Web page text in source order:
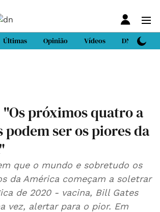
Últimas Opinião Vídeos DN Sport
"Os próximos quatro a
podem ser os piores da
que o mundo e sobretudo os
da América começam a soletrar
de 2020 - vacina, Bill Gates
vez, alertar para o pior. Em